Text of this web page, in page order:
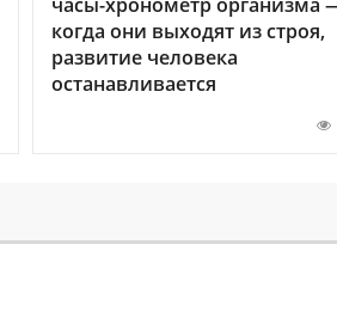
когда они выходят из строя,
развитие человека
останавливается